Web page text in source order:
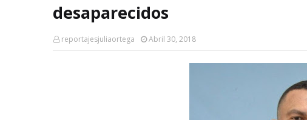
desaparecidos
reportajesjuliaortega Abril 30, 2018